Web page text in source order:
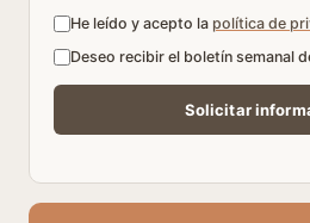
He leído y acepto la política de
Deseo recibir el boletín semanal